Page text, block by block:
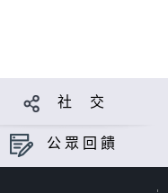
社 交
公眾回饋